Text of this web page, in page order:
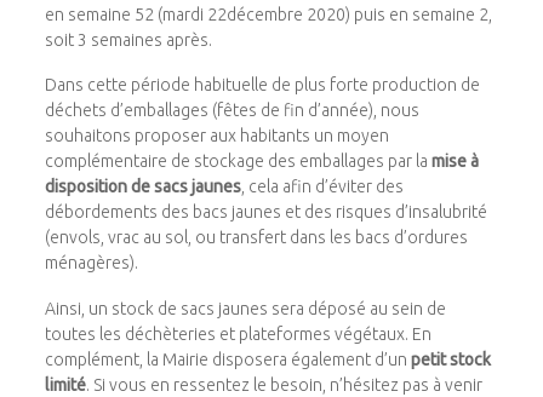
en semaine 52 (mardi 22décembre 2020) puis en semaine 2,
soit 3 semaines après.
Dans cette période habituelle de plus forte production de
déchets d’emballages (fêtes de fin d’année), nous
souhaitons proposer aux habitants un moyen
complémentaire de stockage des emballages par la mise à
disposition de sacs jaunes, cela afin d’éviter des
débordements des bacs jaunes et des risques d’insalubrité
(envols, vrac au sol, ou transfert dans les bacs d’ordures
ménagères).
Ainsi, un stock de sacs jaunes sera déposé au sein de
toutes les déchèteries et plateformes végétaux. En
complément, la Mairie disposera également d’unpetit stock
limité. Si vous en ressentez le besoin, n’hésitez pas à venir